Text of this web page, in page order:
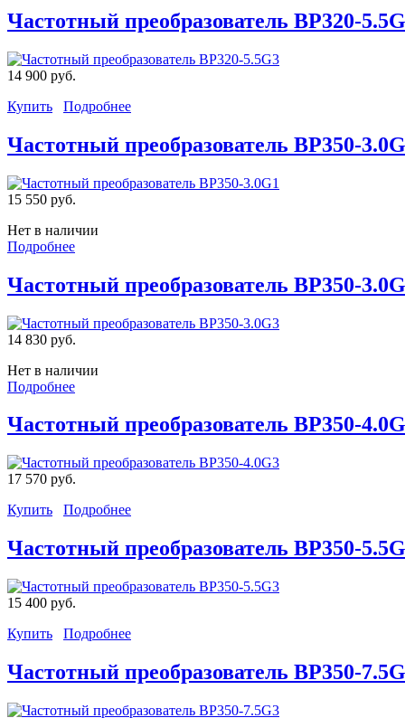
Частотный преобразователь BP320-
14 900 руб.
Купить
Подробнее
Частотный преобразователь BP350-
15 550 руб.
Нет в наличии
Подробнее
Частотный преобразователь BP350-
14 830 руб.
Нет в наличии
Подробнее
Частотный преобразователь BP350-
17 570 руб.
Купить
Подробнее
Частотный преобразователь BP350-
15 400 руб.
Купить
Подробнее
Частотный преобразователь BP350-